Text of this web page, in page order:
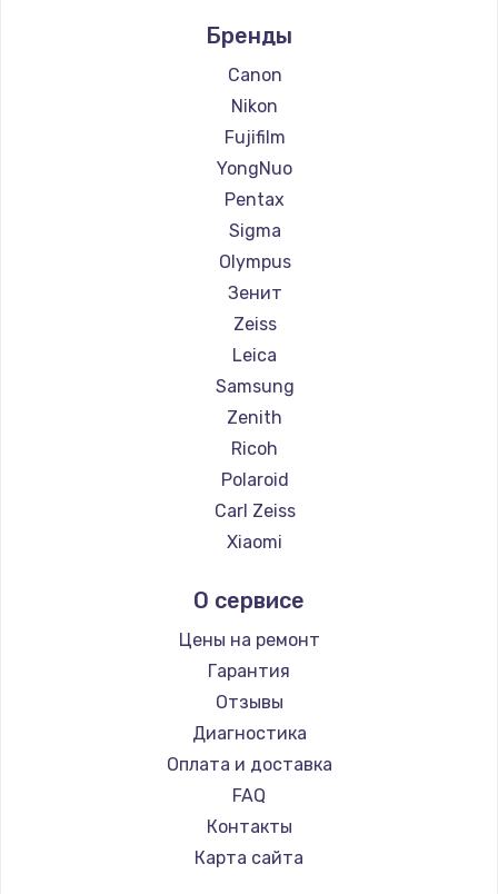
Ремонт фотоаппаратов Kodak
Ремонт фотоаппаратов Blackmagic
Бренды
Canon
Nikon
Fujifilm
YongNuo
Pentax
Sigma
Olympus
Зенит
Zeiss
Leica
Samsung
Zenith
Ricoh
Polaroid
Carl Zeiss
Xiaomi
Kodak
Blackmagic
О сервисе
Цены на ремонт
Гарантия
Отзывы
Диагностика
Оплата и доставка
FAQ
Контакты
Карта сайта